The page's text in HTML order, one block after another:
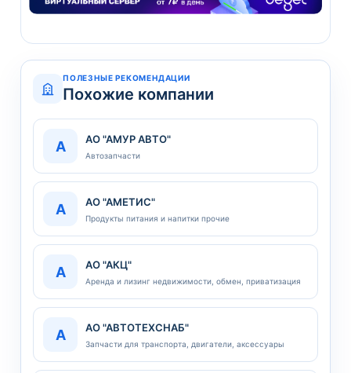
ПОЛЕЗНЫЕ РЕКОМЕНДАЦИИ
Похожие компании
А АО "АМУР АВТО"
Автозапчасти
А АО "АМЕТИС"
Продукты питания и напитки прочие
А АО "АКЦ"
Аренда и лизинг недвижимости, обмен, приватизация
А АО "АВТОТЕХСНАБ"
Запчасти для транспорта, двигатели, аксеcсуары